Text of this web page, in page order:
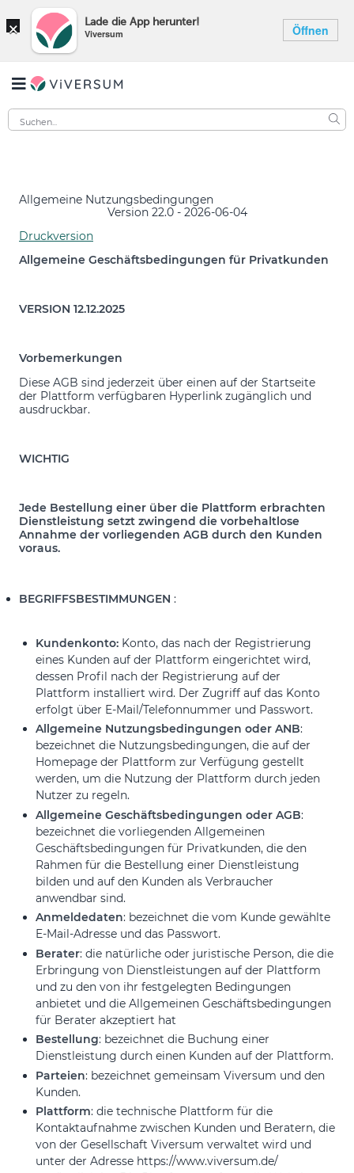
× Lade die App herunter!
Viversum Öffnen
Allgemeine Nutzungsbedingungen
Version 22.0 - 2026-06-04
Druckversion
Allgemeine Geschäftsbedingungen für Privatkunden
VERSION 12.12.2025
Vorbemerkungen
Diese AGB sind jederzeit über einen auf der Startseite
der Plattform verfügbaren Hyperlink zugänglich und
ausdruckbar.
WICHTIG
Jede Bestellung einer über die Plattform erbrachten
Dienstleistung setzt zwingend die vorbehaltlose
Annahme der vorliegenden AGB durch den Kunden
voraus.
BEGRIFFSBESTIMMUNGEN :
Kundenkonto: Konto, das nach der Registrierung
eines Kunden auf der Plattform eingerichtet wird,
dessen Profil nach der Registrierung auf der
Plattform installiert wird. Der Zugriff auf das Konto
erfolgt über E-Mail/Telefonnummer und Passwort.
Allgemeine Nutzungsbedingungen oder ANB:
bezeichnet die Nutzungsbedingungen, die auf der
Homepage der Plattform zur Verfügung gestellt
werden, um die Nutzung der Plattform durch jeden
Nutzer zu regeln.
Allgemeine Geschäftsbedingungen oder AGB:
bezeichnet die vorliegenden Allgemeinen
Geschäftsbedingungen für Privatkunden, die den
Rahmen für die Bestellung einer Dienstleistung
bilden und auf den Kunden als Verbraucher
anwendbar sind.
Anmeldedaten: bezeichnet die vom Kunde gewählte
E-Mail-Adresse und das Passwort.
Berater: die natürliche oder juristische Person, die die
Erbringung von Dienstleistungen auf der Plattform
und zu den von ihr festgelegten Bedingungen
anbietet und die Allgemeinen Geschäftsbedingungen
für Berater akzeptiert hat
Bestellung: bezeichnet die Buchung einer
Dienstleistung durch einen Kunden auf der Plattform.
Parteien: bezeichnet gemeinsam Viversum und den
Kunden.
Plattform: die technische Plattform für die
Kontaktaufnahme zwischen Kunden und Beratern, die
von der Gesellschaft Viversum verwaltet wird und
unter der Adresse https://www.viversum.de/